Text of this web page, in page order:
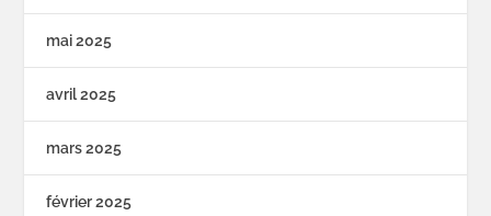
mai 2025
avril 2025
mars 2025
février 2025